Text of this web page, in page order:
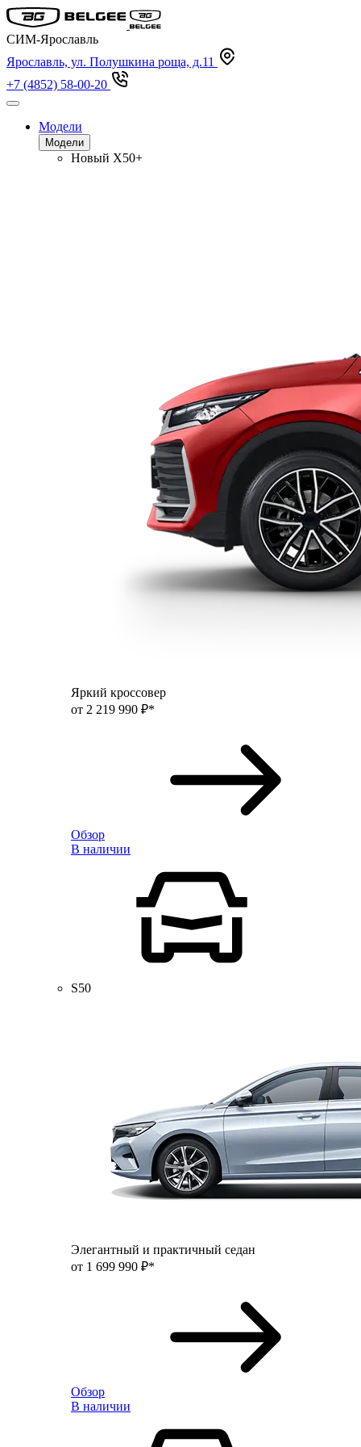
СИМ-Ярославль
Ярославль, ул. Полушкина роща, д.11
+7 (4852) 58-00-20
Модели
Модели
Новый X50+
Яркий кроссовер
от 2 219 990 ₽*
Обзор
В наличии
S50
Элегантный и практичный седан
от 1 699 990 ₽*
Обзор
В наличии